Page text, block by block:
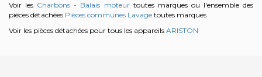
Voir les Charbons - Balais moteurtoutes marques ou l'ensemble des
pièces détachées Pièces communes Lavage toutes marques
Voir les pièces détachées pour tous les appareils ARISTON